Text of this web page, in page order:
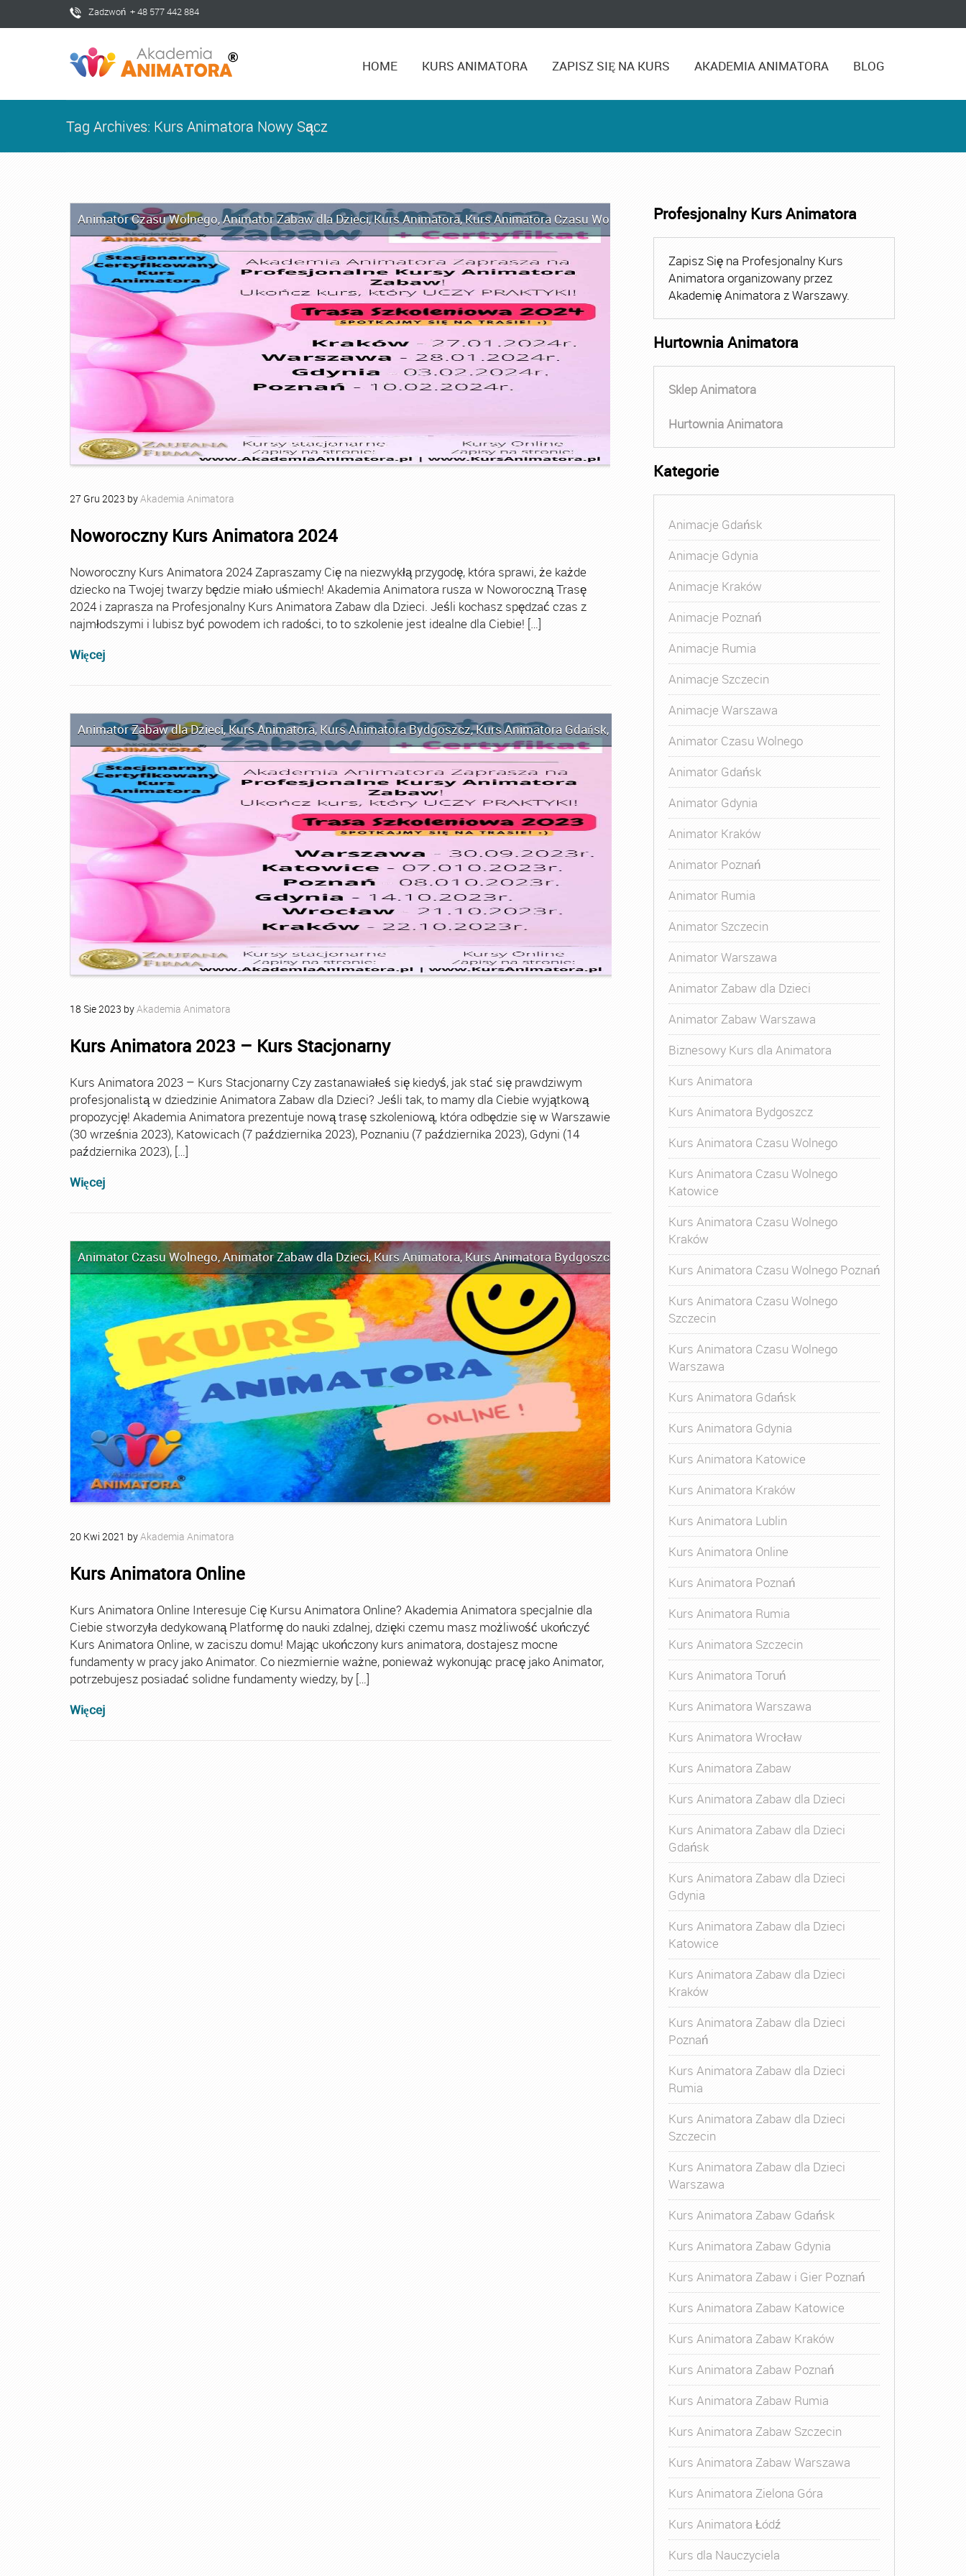
Zadzwoń + 48 577 442 884
HOME KURS ANIMATORA ZAPISZ SIĘ NA KURS AKADEMIA ANIMATORA BLOG
Tag Archives: Kurs Animatora Nowy Sącz
Animator Czasu Wolnego,Animator Zabaw dla Dzieci,Kurs Animatora,Kurs Animatora Czasu Wolnego Kurs Animatora Czasu Wolnego Warszawa
27 Gru 2023 byAkademia Animatora
Noworoczny Kurs Animatora 2024
Noworoczny Kurs Animatora 2024 Zapraszamy Cię na niezwykłą przygodę, która sprawi, że każde
dziecko na Twojej twarzy będzie miało uśmiech! Akademia Animatora rusza w Noworoczną Trasę
2024 i zaprasza na Profesjonalny Kurs Animatora Zabaw dla Dzieci. Jeśli kochasz spędzać czas z
najmłodszymi i lubisz być powodem ich radości, to to szkolenie jest idealne dla Ciebie! […]
Więcej
Animator Zabaw dla Dzieci,Kurs Animatora, Kurs Animatora Bydgoszcz,Kurs Animatora Gdańsk, Kurs Animatora Gdynia,Kurs Animatora Katowice
18 Sie2023 byAkademia Animatora
Kurs Animatora 2023 – Kurs Stacjonarny
Kurs Animatora 2023 – Kurs Stacjonarny Czy zastanawiałeś się kiedyś, jak stać się prawdziwym
profesjonalistą w dziedzinie Animatora Zabaw dla Dzieci? Jeśli tak, to mamy dla Ciebie wyjątkową
propozycję! Akademia Animatora prezentuje nową trasę szkoleniową, która odbędzie się w Warszawie
(30 września 2023), Katowicach (7 października 2023), Poznaniu (7 października 2023), Gdyni (14
października 2023), […]
Więcej
Animator Czasu Wolnego,Animator Zabaw dla Dzieci,Kurs Animatora,Kurs Animatora Bydgoszcz Kurs Animatora Czasu Wolnego,Kurs Animatora Czasu
20 Kwi 2021 byAkademia Animatora
Kurs Animatora Online
Kurs Animatora Online Interesuje Cię Kursu Animatora Online? Akademia Animatora specjalnie dla
Ciebie stworzyła dedykowaną Platformę do nauki zdalnej, dzięki czemu masz możliwość ukończyć
Kurs Animatora Online, w zaciszu domu! Mając ukończony kurs animatora, dostajesz mocne
fundamenty w pracy jako Animator. Co niezmiernie ważne, ponieważ wykonując pracę jako Animator,
potrzebujesz posiadać solidne fundamenty wiedzy, by […]
Więcej
Profesjonalny Kurs Animatora
Zapisz Się na Profesjonalny Kurs
Animatora organizowany przez
Akademię Animatora z Warszawy.
Hurtownia Animatora
Sklep Animatora
Hurtownia Animatora
Kategorie
Animacje Gdańsk
Animacje Gdynia
Animacje Kraków
Animacje Poznań
Animacje Rumia
Animacje Szczecin
Animacje Warszawa
Animator Czasu Wolnego
Animator Gdańsk
Animator Gdynia
Animator Kraków
Animator Poznań
Animator Rumia
Animator Szczecin
Animator Warszawa
Animator Zabaw dla Dzieci
Animator Zabaw Warszawa
Biznesowy Kurs dla Animatora
Kurs Animatora
Kurs Animatora Bydgoszcz
Kurs Animatora Czasu Wolnego
Kurs Animatora Czasu Wolnego
Katowice
Kurs Animatora Czasu Wolnego
Kraków
Kurs Animatora Czasu Wolnego Poznań
Kurs Animatora Czasu Wolnego
Szczecin
Kurs Animatora Czasu Wolnego
Warszawa
Kurs Animatora Gdańsk
Kurs Animatora Gdynia
Kurs Animatora Katowice
Kurs Animatora Kraków
Kurs Animatora Lublin
Kurs Animatora Online
Kurs Animatora Poznań
Kurs Animatora Rumia
Kurs Animatora Szczecin
Kurs Animatora Toruń
Kurs Animatora Warszawa
Kurs Animatora Wrocław
Kurs Animatora Zabaw
Kurs Animatora Zabaw dla Dzieci
Kurs Animatora Zabaw dla Dzieci
Gdańsk
Kurs Animatora Zabaw dla Dzieci
Gdynia
Kurs Animatora Zabaw dla Dzieci
Katowice
Kurs Animatora Zabaw dla Dzieci
Kraków
Kurs Animatora Zabaw dla Dzieci
Poznań
Kurs Animatora Zabaw dla Dzieci
Rumia
Kurs Animatora Zabaw dla Dzieci
Szczecin
Kurs Animatora Zabaw dla Dzieci
Warszawa
Kurs Animatora Zabaw Gdańsk
Kurs Animatora Zabaw Gdynia
Kurs Animatora Zabaw i Gier Poznań
Kurs Animatora Zabaw Katowice
Kurs Animatora Zabaw Kraków
Kurs Animatora Zabaw Poznań
Kurs Animatora Zabaw Rumia
Kurs Animatora Zabaw Szczecin
Kurs Animatora Zabaw Warszawa
Kurs Animatora Zielona Góra
Kurs Animatora Łódź
Kurs dla Nauczyciela